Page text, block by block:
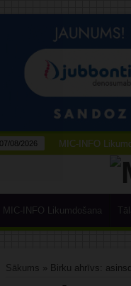
07/08/2026 MIC-INFO
MIC-INFO Likumdošana
Sākums » Birku ahrīvs: